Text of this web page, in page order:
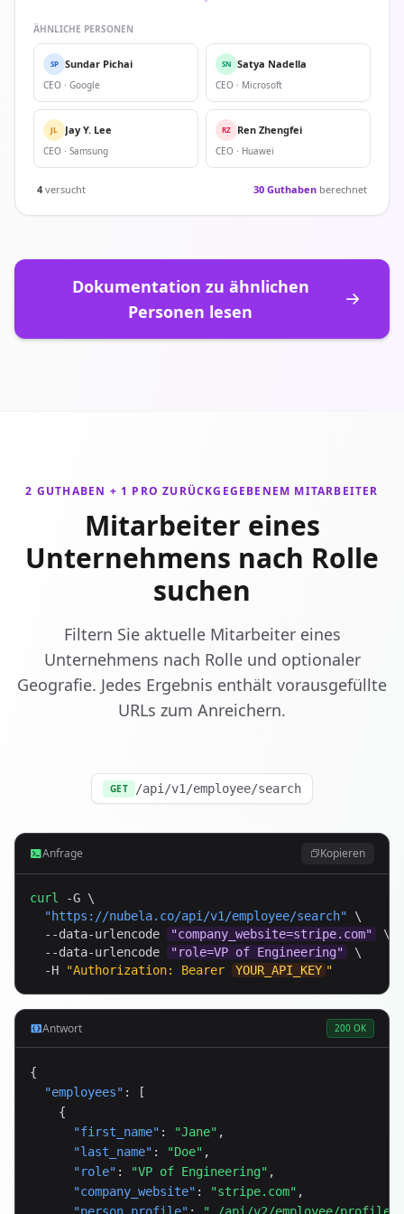
ÄHNLICHE PERSONEN
SP Sundar Pichai
CEO · Google
SN Satya Nadella
CEO · Microsoft
JL Jay Y. Lee
CEO · Samsung
RZ Ren Zhengfei
CEO · Huawei
4 versucht 30 Guthaben berechnet
Dokumentation zu ähnlichen
Personen lesen
2 GUTHABEN + 1 PRO ZURÜCKGEGEBENEM MITARBEITER
Mitarbeiter eines
Unternehmens nach Rolle
suchen
Filtern Sie aktuelle Mitarbeiter eines
Unternehmens nach Rolle und optionaler
Geografie. Jedes Ergebnis enthält vorausgefüllte
URLs zum Anreichern.
GET /api/v1/employee/search
Anfrage Kopieren
curl
-G \
"https://nubela.co/api/v1/employee/search" \
  --data-urlencode
"company_website=stripe.com"
\
  --data-urlencode
"role=VP of Engineering"
\
  -H
"Authorization: Bearer YOUR_API_KEY "
Antwort 200 OK
{
"employees" : [
    {
"first_name" : "Jane" ,
"last_name" : "Doe" ,
"role" : "VP of Engineering" ,
"company_website" : "stripe.com" ,